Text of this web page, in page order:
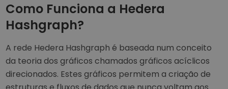
Como Funciona a Hedera
Hashgraph?
A rede Hedera Hashgraph é baseada num conceito
da teoria dos gráficos chamados gráficos acíclicos
direcionados. Estes gráficos permitem a criação de